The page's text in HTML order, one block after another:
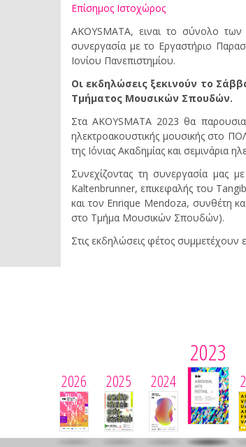
Επίσημος Ιστοχώρος
AKOYSMATA, ειναι το σύνολο
συνεργασία με το Εργαστήριο
Ιονίου Πανεπιστημίου.
Οι εκδηλώσεις ξεκινούν τo
Τμήματος Μουσικών Σπουδών.
Στα AKOYSMATA 2023 θα
ηλεκτροακουστικής μουσικής στο
της Ιόνιας Ακαδημίας και σεμινάρια
Συνεχίζοντας τη συνεργασία μας
Kaltenbrunner, επικεφαλής του
και τον Enrique Mendoza, συνθέτη
στο Τμήμα Μουσικών Σπουδών).
Στις εκδηλώσεις φέτος
2026 2025 2024
2023